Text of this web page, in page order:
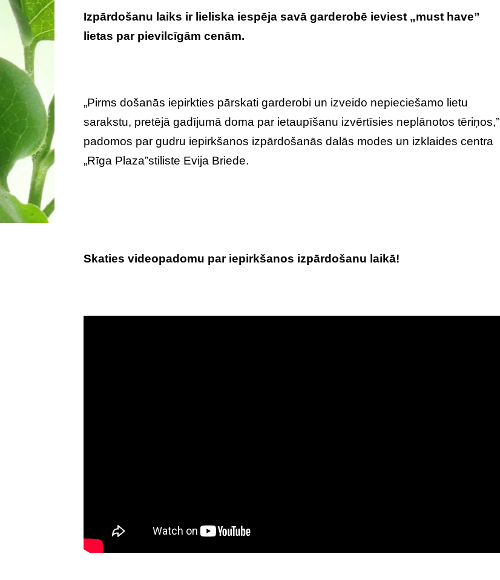
Izpārdošanu laiks ir lieliska iespēja savā garderobē ieviest „must have”
lietas par pievilcīgām cenām.
„Pirms došanās iepirkties pārskati garderobi un izveido nepieciešamo lietu
sarakstu, pretējā gadījumā doma par ietaupīšanu izvērtīsies neplānotos tēriņos,”
padomos par gudru iepirkšanos izpārdošanās dalās modes un izklaides centra
„Rīga Plaza”stiliste Evija Briede.
Skaties videopadomu par iepirkšanos izpārdošanu laikā!